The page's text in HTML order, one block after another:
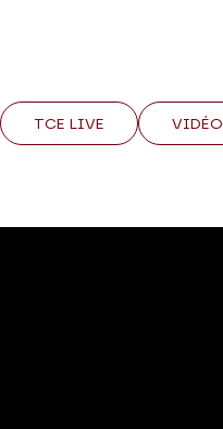
TCE LIVE VIDÉO